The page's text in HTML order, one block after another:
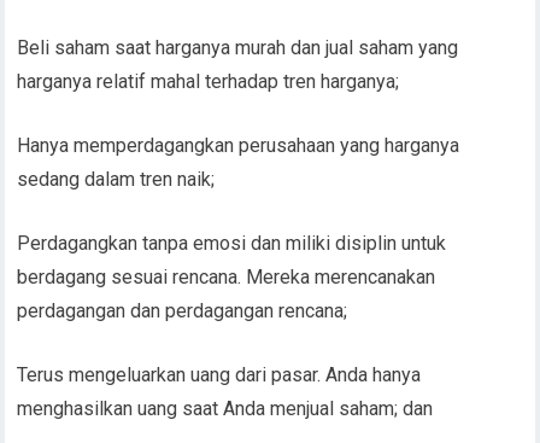
Beli saham saat harganya murah dan jual saham yang
harganya relatif mahal terhadap tren harganya;
Hanya memperdagangkan perusahaan yang harganya
sedang dalam tren naik;
Perdagangkan tanpa emosi dan miliki disiplin untuk
berdagang sesuai rencana. Mereka merencanakan
perdagangan dan perdagangan rencana;
Terus mengeluarkan uang dari pasar. Anda hanya
menghasilkan uang saat Anda menjual saham; dan